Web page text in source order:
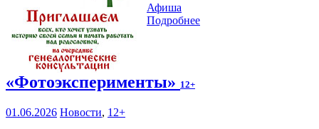
Афиша
Подробнее
«Фотоэксперименты» 12+
01.06.2026 Новости, 12+